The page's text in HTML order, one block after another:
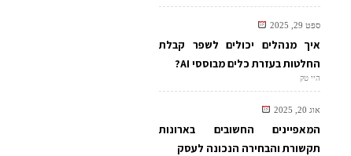
ספט 29, 2025
איך מנהלים יכולים לשפר קבלת
החלטות בעזרת כלים מבוססי AI?
היי טק
אוג 20, 2025
המאפיינים החשובים בארונות
תקשורת והבחירה הנכונה לעסק